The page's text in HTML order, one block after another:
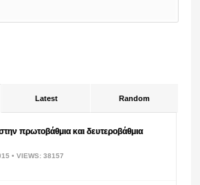
Latest Random
πρωτοβάθμια και δευτεροβάθμια
• VIEWS: 38157